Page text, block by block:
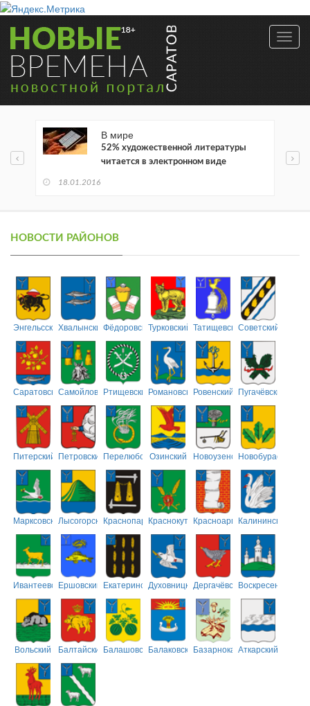
В мире
52% художественной литературы
читается в электронном виде
18.01.2016
НОВОСТИ РАЙОНОВ
ЭнгельсскийХвалынскийФёдоровскийТурковский ТатищевскийСоветский
СаратовскийСамойловскийРтищевскийРомановскийРовенский Пугачёвский
Питерский ПетровскийПерелюбскийОзинский НовоузенскийНовобурасский
МарксовскийЛысогорскийКраснопартизанский
КраснокутскийКрасноармейский
Калининский
ИвантеевскийЕршовский ЕкатериновскийДуховницкийДергачёвскийВоскресенский
Вольский БалтайскийБалашовскийБалаковскийБазарнокарабулакский
Аткарский